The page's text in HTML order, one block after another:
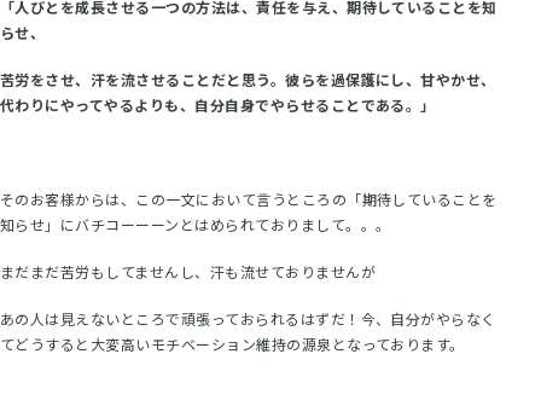
「人びとを成長させる一つの方法は、責任を与え、期待していることを知
らせ、
苦労をさせ、汗を流させることだと思う。彼らを過保護にし、甘やかせ、
代わりにやってやるよりも、自分自身でやらせることである。」
そのお客様からは、この一文において言うところの「期待していることを
知らせ」にバチコーーーンとはめられておりまして。。。
まだまだ苦労もしてませんし、汗も流せておりませんが
あの人は見えないところで頑張っておられるはずだ！今、自分がやらなく
てどうすると大変高いモチベーション維持の源泉となっております。